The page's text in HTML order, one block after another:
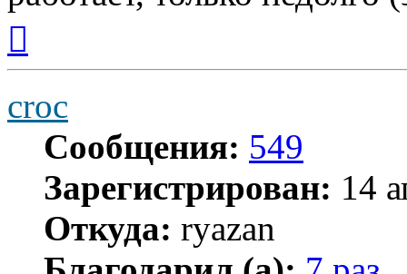
началу
croc
Сообщения: 549
Зарегистрирован: 14
Откуда: ryazan